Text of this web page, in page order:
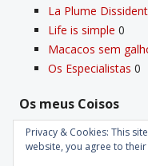
La Plume
Life is simple 0
Macacos sem
Os Especialistas 0
Os meus Coisos
Deus0
Velho Coiso0
Privacy & Cookies: This
website, you agree to their